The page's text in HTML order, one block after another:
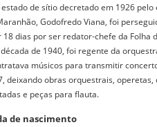
de sítio decretado em 1926 pelo
Godofredo Viana, foi
dias por ser redator-chefe da Folha
de 1940, foi regente da
músicos para transmitir
deixando obras orquestrais, operetas,
e peças para flauta.
de nascimento